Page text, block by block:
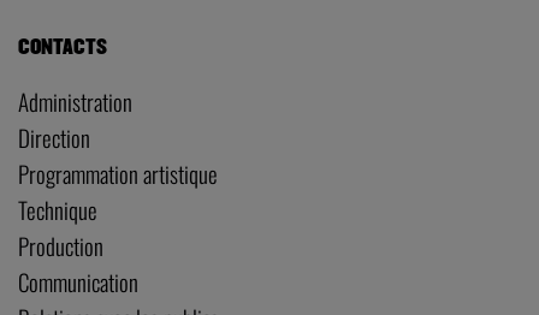
CONTACTS
Administration
Direction
Programmation artistique
Technique
Production
Communication